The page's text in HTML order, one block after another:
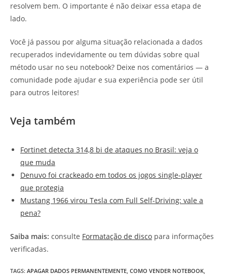
resolvem bem. O importante é não deixar essa etapa de
lado.
Você já passou por alguma situação relacionada a dados
recuperados indevidamente ou tem dúvidas sobre qual
método usar no seu notebook? Deixe nos comentários — a
comunidade pode ajudar e sua experiência pode ser útil
para outros leitores!
Veja também
Fortinet detecta 314,8 bi de ataques no Brasil: veja o
que muda
Denuvo foi crackeado em todos os jogos single-player
que protegia
Mustang 1966 virou Tesla com Full Self-Driving: vale a
pena?
Saiba mais: consulte Formatação de disco para informações
verificadas.
TAGS: APAGAR DADOS PERMANENTEMENTE, COMO VENDER NOTEBOOK,